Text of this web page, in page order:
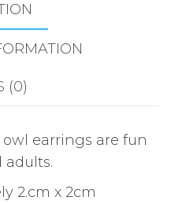
(0)
earrings are fun
adults.
2.cm x 2cm